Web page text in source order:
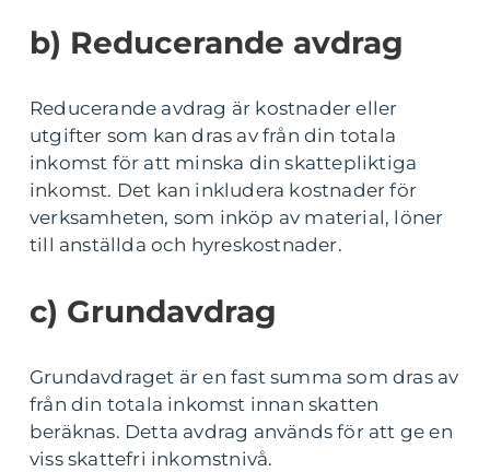
b) Reducerande avdrag
Reducerande avdrag är kostnader eller
utgifter som kan dras av från din totala
inkomst för att minska din skattepliktiga
inkomst. Det kan inkludera kostnader för
verksamheten, som inköp av material, löner
till anställda och hyreskostnader.
c) Grundavdrag
Grundavdraget är en fast summa som dras av
från din totala inkomst innan skatten
beräknas. Detta avdrag används för att ge en
viss skattefri inkomstnivå.